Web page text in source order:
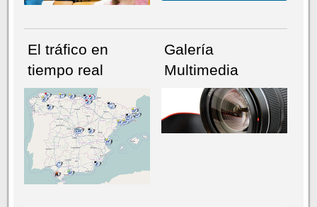
NÚMERO ACTUALHEMEROTECA
El tráfico en
tiempo real
Galería
Multimedia